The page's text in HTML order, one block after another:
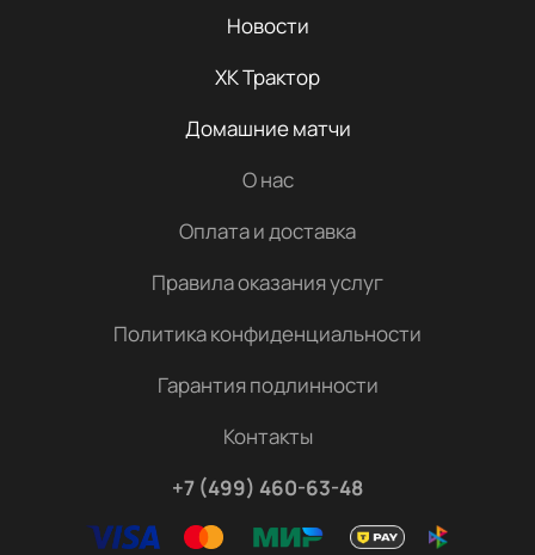
Новости
ХК Трактор
Домашние матчи
О нас
Оплата и доставка
Правила оказания услуг
Политика конфиденциальности
Гарантия подлинности
Контакты
+7 (499) 460-63-48